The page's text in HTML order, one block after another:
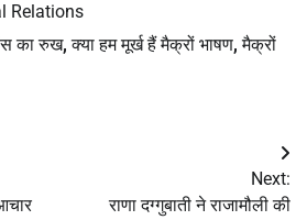
Relations
का रुख,क्या हम मूर्ख हैं मैक्रों भाषण,मैक्रों
Next:
राणा दग्गुबाती ने राजामौली की